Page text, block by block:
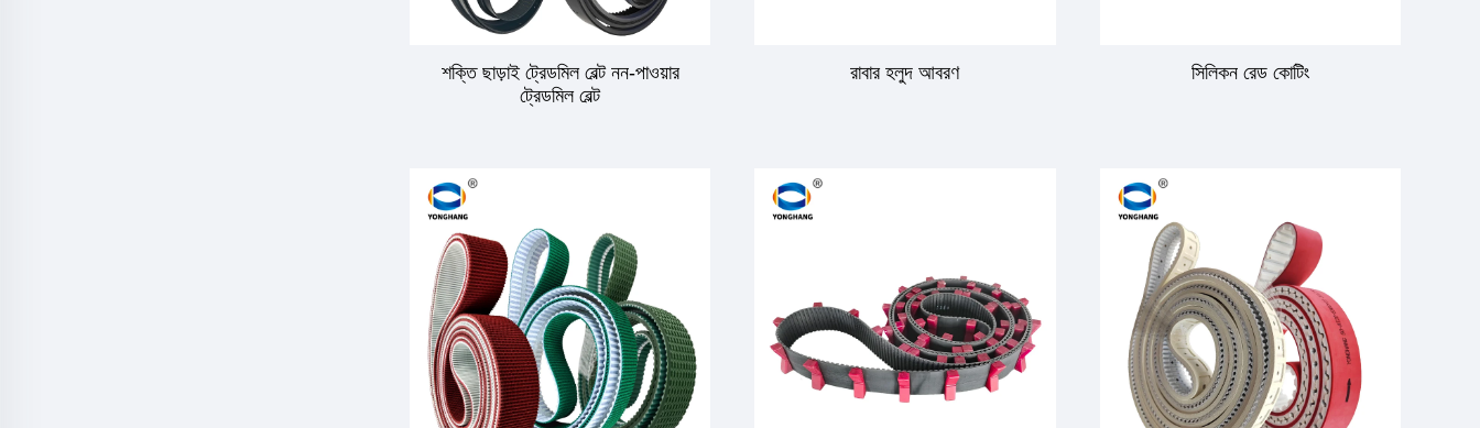
শক্তি ছাড়াই ট্রেডমিল বেল্ট নন-পাওয়ার
ট্রেডমিল বেল্ট
রাবার হলুদ আবরণ সিলিকন রেড কোটিং